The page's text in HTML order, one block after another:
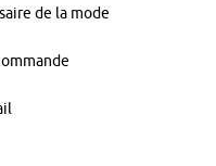
de la mode